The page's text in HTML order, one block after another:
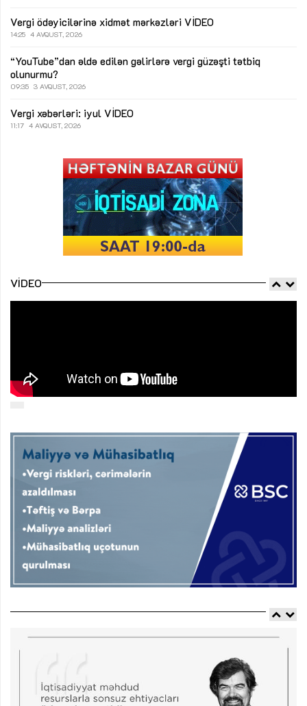
Vergi ödəyicilərinə xidmət mərkəzləri VİDEO
14:25 4 AVQUST, 2026
“YouTube”dan əldə edilən gəlirlərə vergi güzəşti tətbiq
olunurmu?
09:35 3 AVQUST, 2026
Vergi xəbərləri: iyul VİDEO
11:17 4 AVQUST, 2026
VIDEO